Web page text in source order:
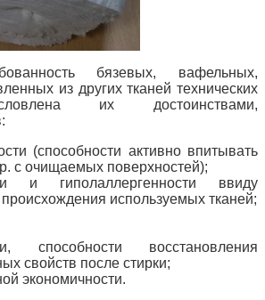
бязевых, вафельных,
из других тканей технических
их достоинствами,
(способности активно впитывать
с очищаемых поверхностей);
и гиполаллергенности ввиду
происхождения используемых тканей;
способности восстановления
свойств после стирки;
экономичности.